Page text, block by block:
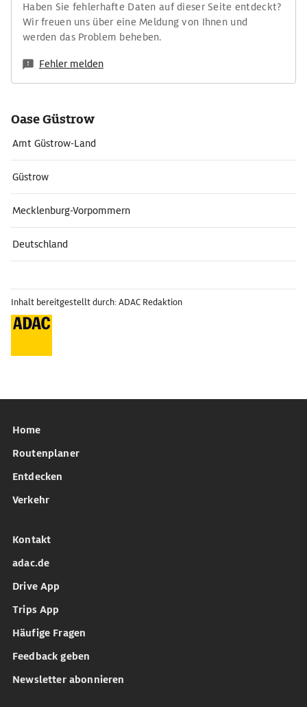
Haben Sie fehlerhafte Daten auf dieser Seite entdeckt?
Wir freuen uns über eine Meldung von Ihnen und
werden das Problem beheben.
Fehler melden
Oase Güstrow
Amt Güstrow-Land
Güstrow
Mecklenburg-Vorpommern
Deutschland
Inhalt bereitgestellt durch: ADAC Redaktion
Home
Routenplaner
Entdecken
Verkehr
Kontakt
adac.de
Drive App
Trips App
Häufige Fragen
Feedback geben
Newsletter abonnieren